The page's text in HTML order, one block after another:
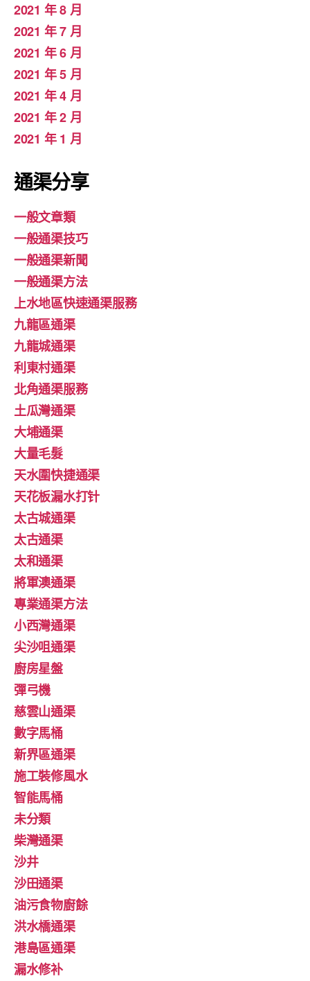
2021 年 8 月
2021 年 7 月
2021 年 6 月
2021 年 5 月
2021 年 4 月
2021 年 2 月
2021 年 1 月
通渠分享
一般文章類
一般通渠技巧
一般通渠新聞
一般通渠方法
上水地區快速通渠服務
九龍區通渠
九龍城通渠
利東村通渠
北角通渠服務
土瓜灣通渠
大埔通渠
大量毛髮
天水圍快捷通渠
天花板漏水打针
太古城通渠
太古通渠
太和通渠
將軍澳通渠
專業通渠方法
小西灣通渠
尖沙咀通渠
廚房星盤
彈弓機
慈雲山通渠
數字馬桶
新界區通渠
施工裝修風水
智能馬桶
未分類
柴灣通渠
沙井
沙田通渠
油污食物廚餘
洪水橋通渠
港島區通渠
漏水修补